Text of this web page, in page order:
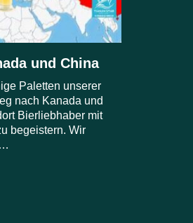
und China
Paletten unserer
nach Kanada und
Bierliebhaber mit
begeistern. Wir